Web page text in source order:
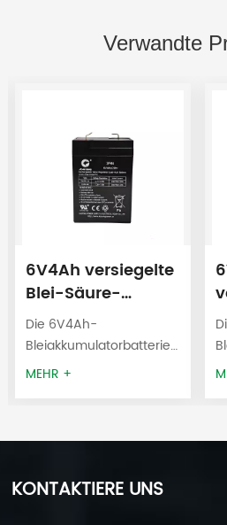
Verwandte
6V4Ah versiegelte
Blei-Säure-
Batterie 3FM4
USV-Batterie
Die 6V4Ah-
Bleiakkumulatorbatterie
wird verwendet für
Alarmanlagen,
MEHR +
KONTAKTIERE UNS